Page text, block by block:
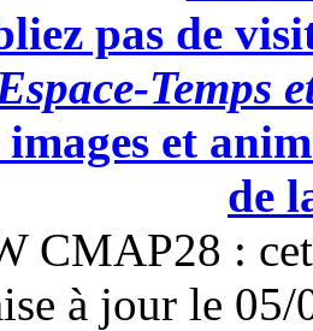
pas de
Temps
images et
de
CMAP28 :
à jour le